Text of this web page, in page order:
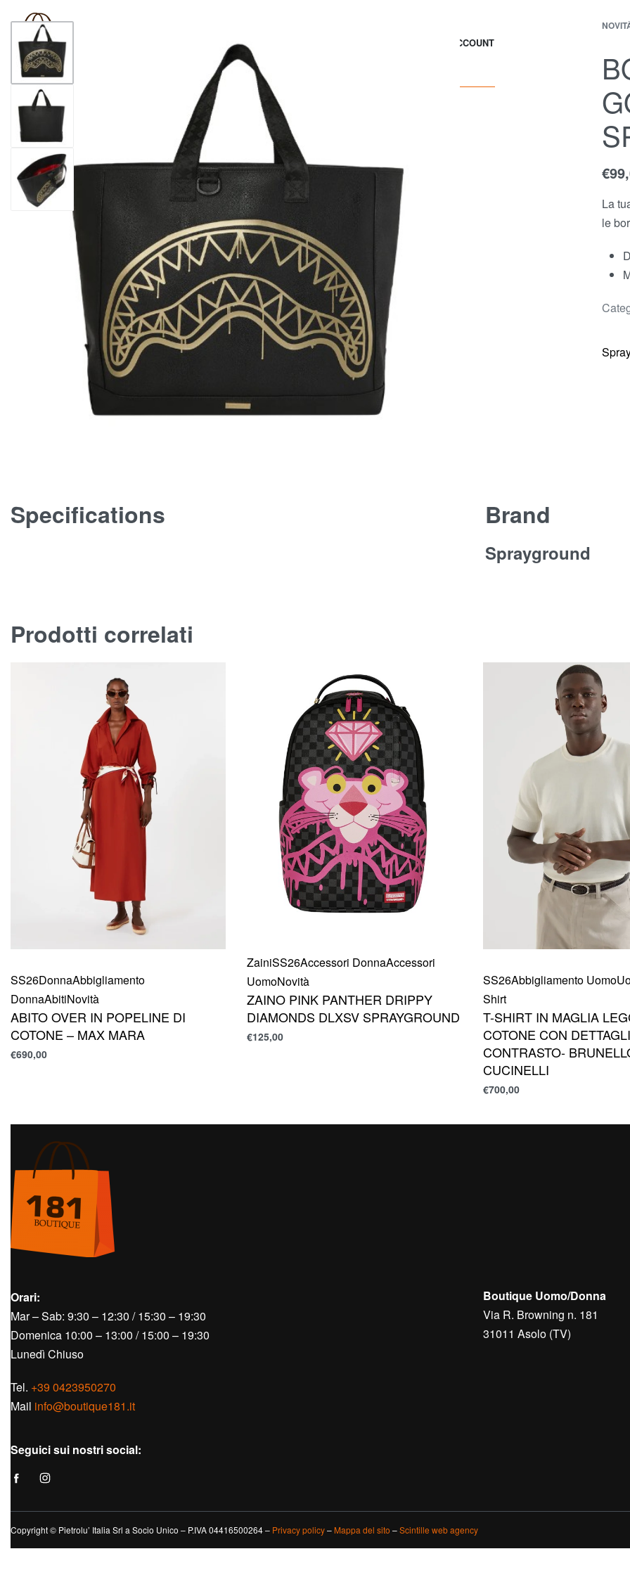
BRAND ACCOUNT
€
La
le
Specifications Brand
Sprayground
Prodotti correlati
SS26DonnaAbbigliamento
DonnaAbitiNovità
ABITO OVER IN POPELINE DI
COTONE – MAX MARA
€690,00
ZainiSS26Accessori DonnaAccessori
UomoNovità
ZAINO PINK PANTHER DRIPPY
DIAMONDS DLXSV SPRAYGROUND
€125,00
SS26Abbigliamento Uomo
Shirt
T-SHIRT IN MAGLIA
COTONE CON
CONTRASTO-
CUCINELLI
€700,00
Orari:
Mar – Sab: 9:30 – 12:30 / 15:30 – 19:30
Domenica 10:00 – 13:00 / 15:00 – 19:30
Lunedì Chiuso
Tel. +39 0423950270
Mail info@boutique181.it
Seguici sui nostri social:
Boutique Uomo/Donna
Via R. Browning n. 181
31011 Asolo (TV)
Copyright © Pietrolu’ Italia Srl a Socio Unico – P.IVA 04416500264 – Privacy policy– Mappa del sito –Scintille web agency